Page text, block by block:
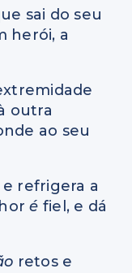
sai do seu
herói, a
outra
ao seu
refrigera a
é fiel, e dá
retos e